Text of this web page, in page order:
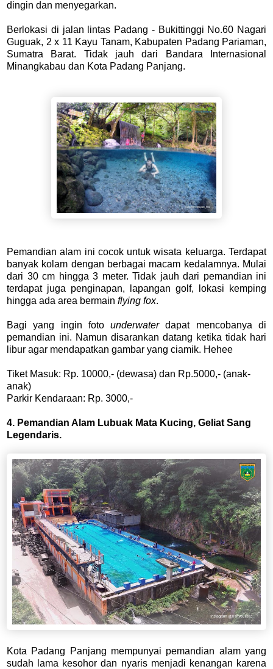
dingin dan menyegarkan.
Berlokasi di jalan lintas Padang - Bukittinggi No.60 Nagari
Guguak, 2 x 11 Kayu Tanam, Kabupaten Padang Pariaman,
Sumatra Barat. Tidak jauh dari Bandara Internasional
Minangkabau dan Kota Padang Panjang.
Pemandian alam ini cocok untuk wisata keluarga. Terdapat
banyak kolam dengan berbagai macam kedalamnya. Mulai
dari 30 cm hingga 3 meter. Tidak jauh dari pemandian ini
terdapat juga penginapan, lapangan golf, lokasi kemping
hingga ada area bermain flying fox.
Bagi yang ingin fotounderwaterdapat mencobanya di
pemandian ini. Namun disarankan datang ketika tidak hari
libur agar mendapatkan gambar yang ciamik. Hehee
Tiket Masuk: Rp. 10000,- (dewasa) dan Rp.5000,- (anak-
anak)
Parkir Kendaraan: Rp. 3000,-
4. Pemandian Alam Lubuak Mata Kucing, Geliat Sang
Legendaris.
Kota Padang Panjang mempunyai pemandian alam yang
sudah lama kesohor dan nyaris menjadi kenangan karena